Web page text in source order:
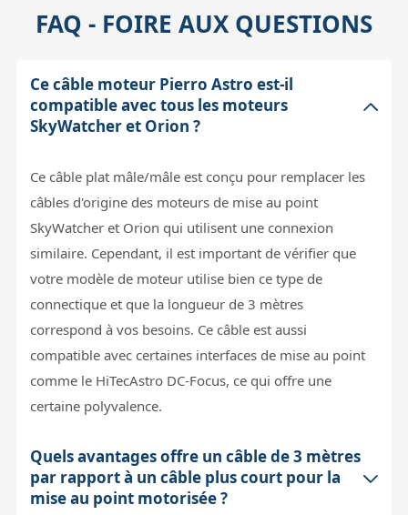
FAQ - FOIRE AUX QUESTIONS
Ce câble moteur Pierro Astro est-il
compatible avec tous les moteurs
SkyWatcher et Orion ?
Ce câble plat mâle/mâle est conçu pour remplacer les
câbles d'origine des moteurs de mise au point
SkyWatcher et Orion qui utilisent une connexion
similaire. Cependant, il est important de vérifier que
votre modèle de moteur utilise bien ce type de
connectique et que la longueur de 3 mètres
correspond à vos besoins. Ce câble est aussi
compatible avec certaines interfaces de mise au point
comme le HiTecAstro DC-Focus, ce qui offre une
certaine polyvalence.
Quels avantages offre un câble de 3 mètres
par rapport à un câble plus court pour la
mise au point motorisée ?